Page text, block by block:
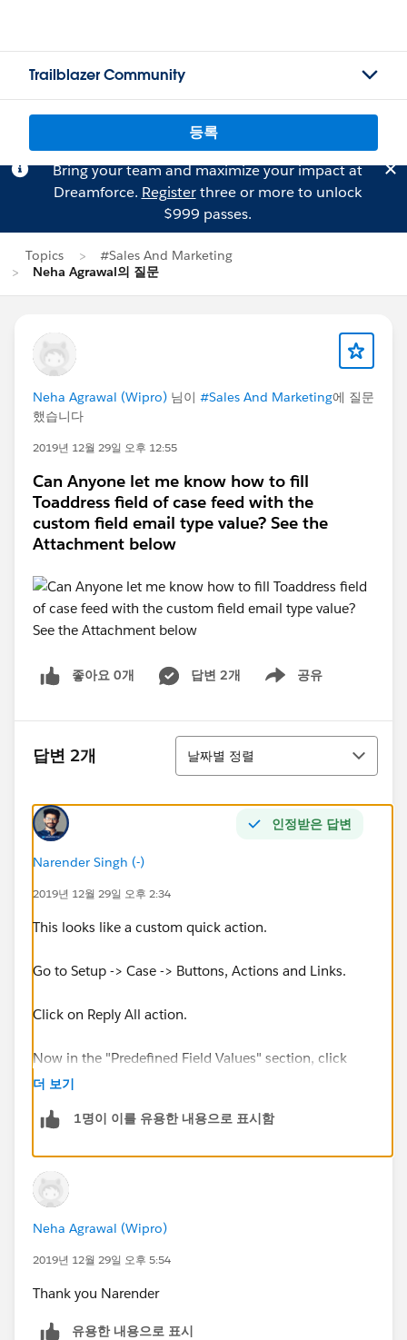
Trailblazer Community
등록
Bring your team and maximize your impact at
Dreamforce. Registerthree or more to unlock
$999 passes.
Topics
#Sales And Marketing
Neha Agrawal의 질문
Neha Agrawal (Wipro) 님이 #Sales And Marketing에 질문
했습니다
2019년 12월 29일 오후 12:55
Can Anyone let me know how to fill
Toaddress field of case feed with the
custom field email type value? See the
Attachment below
좋아요 0개 답변 2개 공유
Show menu
답변 2개
정렬
날짜별 정렬
인정받은 답변
Narender Singh (-)
2019년 12월 29일 오후 2:34
This looks like a custom quick action.
Go to Setup -> Case -> Buttons, Actions and Links.
Click on Reply All action.
Now in the "Predefined Field Values" section, click
new.
Select To Address field, and then select your custom
Save.
더 보기
1명이 이를 유용한 내용으로 표시함
Neha Agrawal (Wipro)
2019년 12월 29일 오후 5:54
Thank you Narender
유용한 내용으로 표시